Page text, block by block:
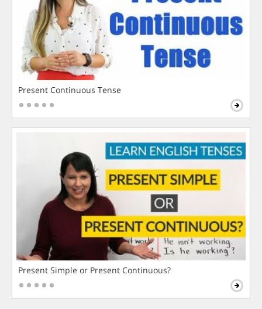
Present Continuous Tense
Present Simple or Present Continuous?